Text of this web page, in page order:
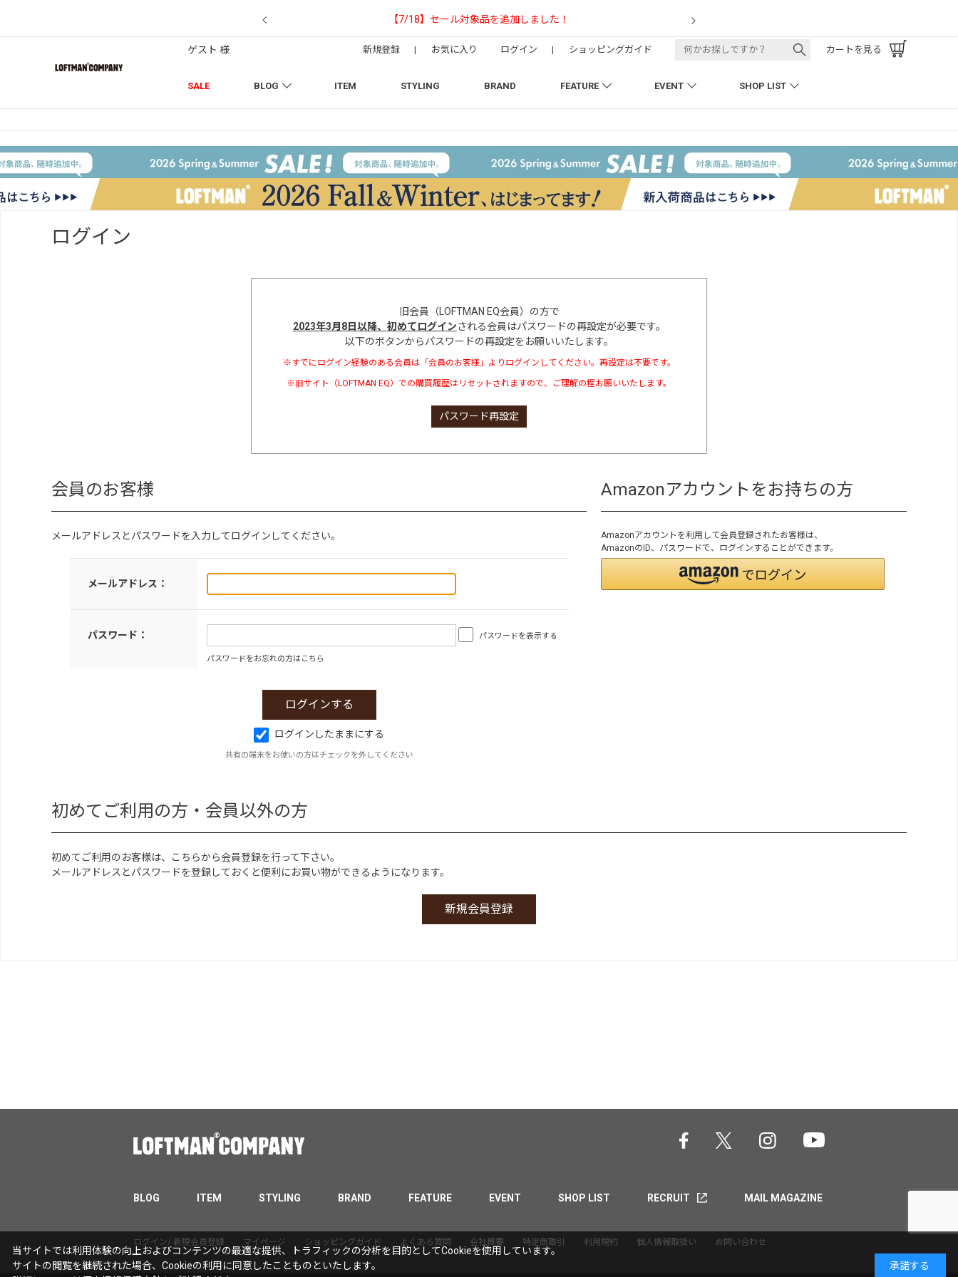
【7/18】セール対象品を追加しました！ 【NEEDLESの別注】50周年 H.D. Track Pant
SALE BLOG ITEM STYLING BRAND FEATURE EVENT SHOP LIST
ゲスト 様 新規登録 | お気に入り ログイン | ショッピングガイド カートを見る
ログイン
旧会員（LOFTMAN EQ会員）の方で
2023年3月8日以降、初めてログインされる会員はパスワードの再設定が必要です。
以下のボタンからパスワードの再設定をお願いいたします。
※すでにログイン経験のある会員は「会員のお客様」よりログインしてください。再設定は不要です。
※旧サイト（LOFTMAN EQ）での購買履歴はリセットされますので、ご理解の程お願いいたします。
パスワード再設定
会員のお客様
メールアドレスとパスワードを入力してログインしてください。
メールアドレス：
パスワード： パスワードを表示する
パスワードをお忘れの方はこちら
ログインしたままにする
共有の端末をお使いの方はチェックを外してください
Amazonアカウントをお持ちの方
Amazonアカウントを利用して会員登録されたお客様は、
AmazonのID、パスワードで、ログインすることができます。
初めてご利用の方・会員以外の方
初めてご利用のお客様は、こちらから会員登録を行って下さい。
メールアドレスとパスワードを登録しておくと便利にお買い物ができるようになります。
BLOG ITEM STYLING BRAND FEATURE EVENT SHOP LIST RECRUIT MAIL MAGAZINE
ログイン/ 新規会員登録 マイページ ショッピングガイド よくある質問 会社概要 特定商取引 利用規約 個人情報取扱い お問い合わせ
当サイトでは利用体験の向上およびコンテンツの最適な提供、トラフィックの分析を目的としてCookieを使用しています。
サイトの閲覧を継続された場合、Cookieの利用に同意したことものといたします。
承諾する